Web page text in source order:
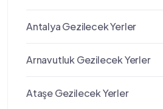
Antalya Gezilecek Yerler
Arnavutluk Gezilecek Yerler
Ataşe Gezilecek Yerler